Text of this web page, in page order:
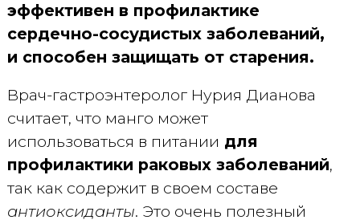
эффективен в профилактике
сердечно-сосудистых заболеваний,
и способен защищать от старения.
Врач-гастроэнтеролог Нурия Дианова
считает, что манго может
использоваться в питании для
профилактики раковых заболеваний,
так как содержит в своем составе
антиоксиданты. Это очень полезный